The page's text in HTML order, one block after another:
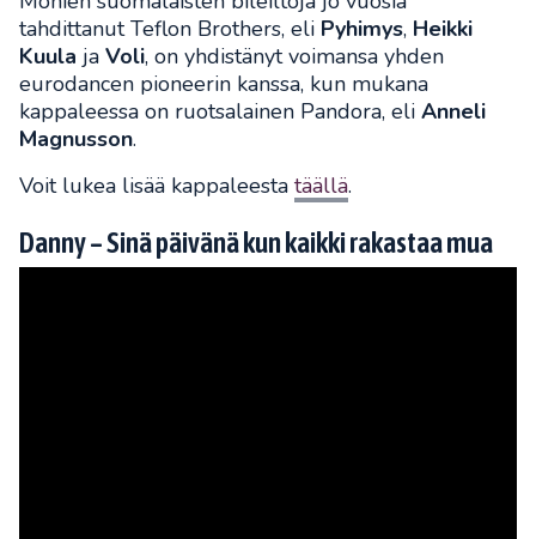
tahdittanut Teflon Brothers, eli Pyhimys, Heikki
Kuula ja Voli, on yhdistänyt voimansa yhden
eurodancen pioneerin kanssa, kun mukana
kappaleessa on ruotsalainen Pandora, eli Anneli
Magnusson.
Voit lukea lisää kappaleesta täällä.
Danny – Sinä päivänä kun kaikki rakastaa mua